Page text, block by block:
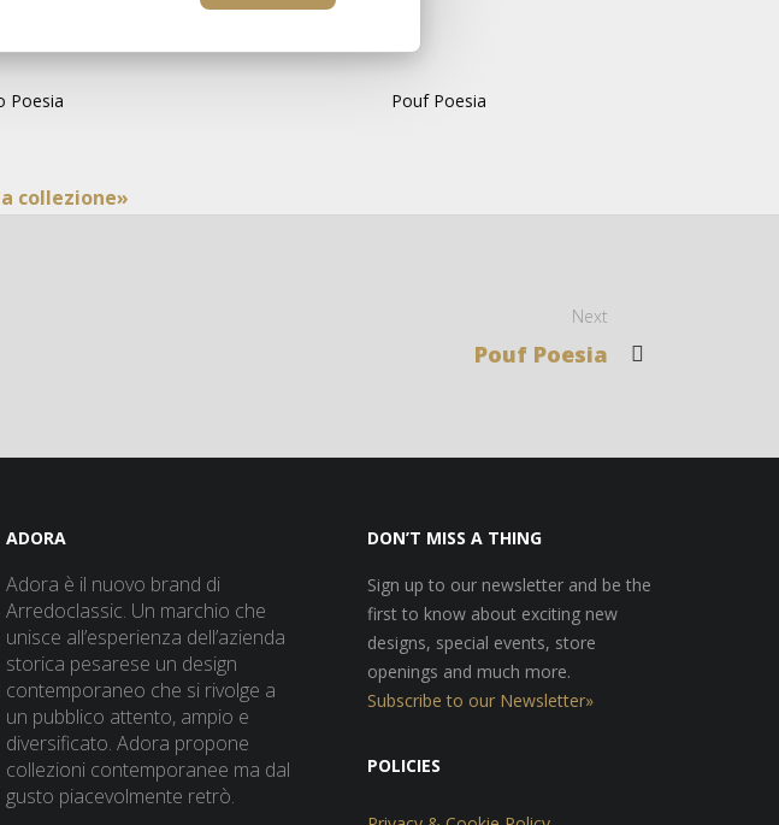
Poesia Pouf Poesia
collezione»
Next
Pouf Poesia
ADORA
Adora è il nuovo brand di
Arredoclassic. Un marchio che
unisce all’esperienza dell’azienda
storica pesarese un design
contemporaneo che si rivolge a
un pubblico attento, ampio e
diversificato. Adora propone
collezioni contemporanee ma dal
gusto piacevolmente retrò.
DON’T MISS A THING
Sign up to our newsletter and be the
first to know about exciting new
designs, special events, store
openings and much more.
Subscribe to our Newsletter»
POLICIES